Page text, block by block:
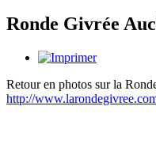
Ronde Givrée
Retour en photos sur la
http://